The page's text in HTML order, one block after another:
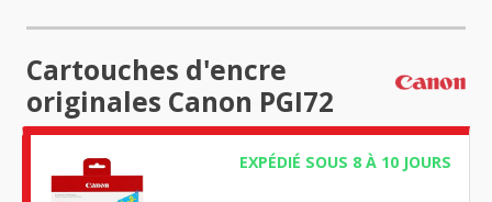
Cartouches d'encre
originales Canon PGI72
EXPÉDIÉ SOUS 8 À 10 JOURS